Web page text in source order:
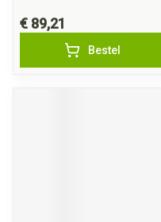
€ 89,21
Bestel